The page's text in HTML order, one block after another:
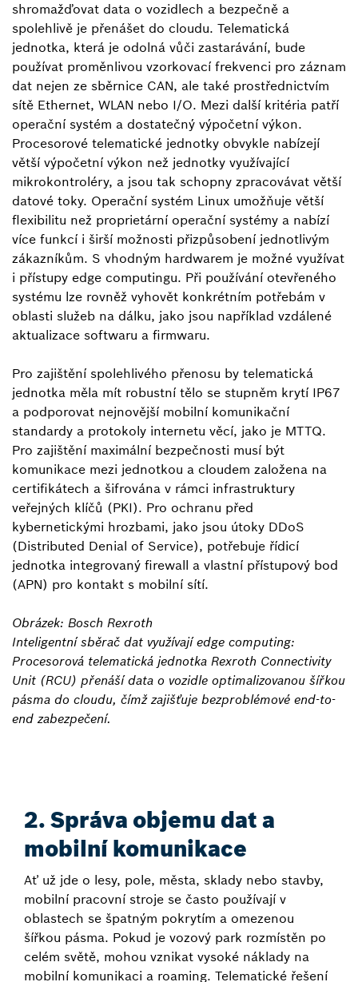
shromažďovat data o vozidlech a bezpečně a
spolehlivě je přenášet do cloudu. Telematická
jednotka, která je odolná vůči zastarávání, bude
používat proměnlivou vzorkovací frekvenci pro záznam
dat nejen ze sběrnice CAN, ale také prostřednictvím
sítě Ethernet, WLAN nebo I/O. Mezi další kritéria patří
operační systém a dostatečný výpočetní výkon.
Procesorové telematické jednotky obvykle nabízejí
větší výpočetní výkon než jednotky využívající
mikrokontroléry, a jsou tak schopny zpracovávat větší
datové toky. Operační systém Linux umožňuje větší
flexibilitu než proprietární operační systémy a nabízí
více funkcí i širší možnosti přizpůsobení jednotlivým
zákazníkům. S vhodným hardwarem je možné využívat
i přístupy edge computingu. Při používání otevřeného
systému lze rovněž vyhovět konkrétním potřebám v
oblasti služeb na dálku, jako jsou například vzdálené
aktualizace softwaru a firmwaru.
Pro zajištění spolehlivého přenosu by telematická
jednotka měla mít robustní tělo se stupněm krytí IP67
a podporovat nejnovější mobilní komunikační
standardy a protokoly internetu věcí, jako je MTTQ.
Pro zajištění maximální bezpečnosti musí být
komunikace mezi jednotkou a cloudem založena na
certifikátech a šifrována v rámci infrastruktury
veřejných klíčů (PKI). Pro ochranu před
kybernetickými hrozbami, jako jsou útoky DDoS
(Distributed Denial of Service), potřebuje řídicí
jednotka integrovaný firewall a vlastní přístupový bod
(APN) pro kontakt s mobilní sítí.
Obrázek: Bosch Rexroth
Inteligentní sběrač dat využívají edge computing:
Procesorová telematická jednotka Rexroth Connectivity
Unit (RCU) přenáší data o vozidle optimalizovanou šířkou
pásma do cloudu, čímž zajišťuje bezproblémové end-to-
end zabezpečení.
2. Správa objemu dat a
mobilní komunikace
Ať už jde o lesy, pole, města, sklady nebo stavby,
mobilní pracovní stroje se často používají v
oblastech se špatným pokrytím a omezenou
šířkou pásma. Pokud je vozový park rozmístěn po
celém světě, mohou vznikat vysoké náklady na
mobilní komunikaci a roaming. Telematické řešení